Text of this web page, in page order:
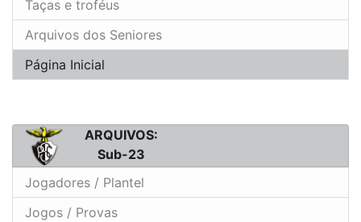
Taças e troféus
Arquivos dos Seniores
Página Inicial
ARQUIVOS:
Sub-23
Jogadores / Plantel
Jogos / Provas